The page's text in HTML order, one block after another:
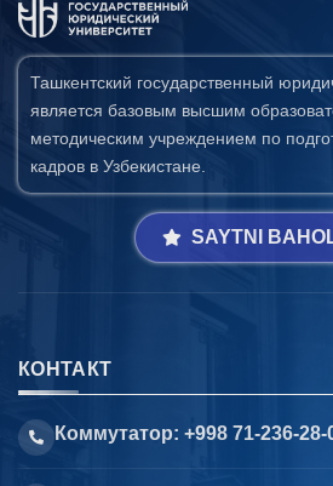
Ташкентский государственный
является базовым высшим
методическим учреждением по
кадров в Узбекистане.
SAYTNI
КОНТАКТ
Коммутатор: +998 71-236-28-